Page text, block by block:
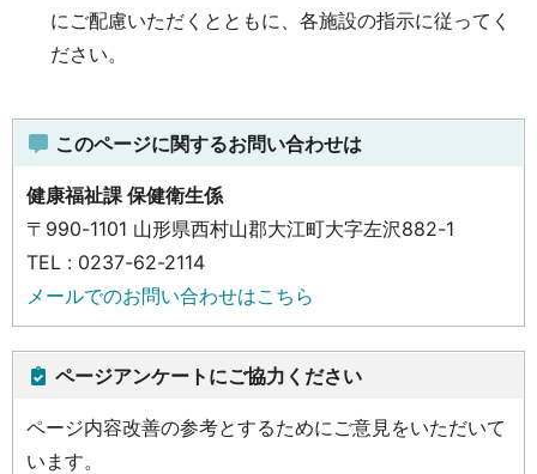
にご配慮いただくとともに、各施設の指示に従ってく
ださい。
このページに関するお問い合わせは
健康福祉課 保健衛生係
〒990-1101 山形県西村山郡大江町大字左沢882-1
TEL : 0237-62-2114
メールでのお問い合わせはこちら
ページアンケートにご協力ください
ページ内容改善の参考とするためにご意見をいただいて
います。